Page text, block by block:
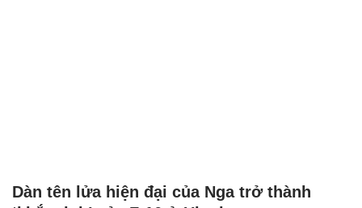
Dàn tên lửa hiện đại của Nga trở thành